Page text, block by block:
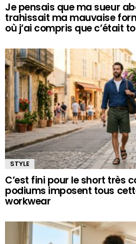
Je pensais que ma sueur
trahissait ma mauvaise
où j’ai compris que c’était
STYLE
C’est fini pour le short très
podiums imposent tous
workwear